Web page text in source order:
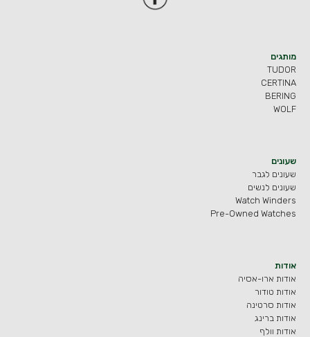
מותגים
TUDOR
CERTINA
BERING
WOLF
שעונים
שעונים לגבר
שעונים לנשים
Watch Winders
Pre-Owned Watches
אודות
אודות ארו-אסיה
אודות טודור
אודות סרטינה
אודות ברינג
אודות וולף